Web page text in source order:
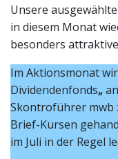
Unsere
in diesem Monat
besonders
Im Aktionsmonat
Dividendenfonds„
Skontroführer mwb
Brief-Kursen
im Juli in der Regel